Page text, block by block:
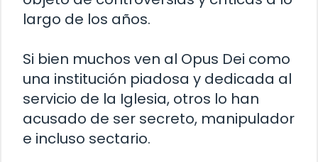
largo de los años.
Si bien muchos ven al Opus Dei como
una institución piadosa y dedicada al
servicio de la Iglesia, otros lo han
acusado de ser secreto, manipulador
e incluso sectario.